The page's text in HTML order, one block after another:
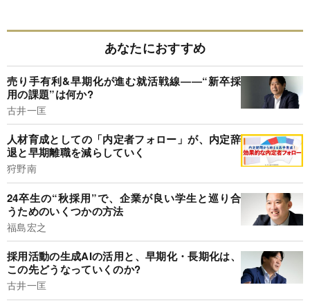
あなたにおすすめ
売り手有利&早期化が進む就活戦線――“新卒採
用の課題”は何か?
古井一匡
人材育成としての「内定者フォロー」が、内定辞
退と早期離職を減らしていく
狩野南
24卒生の“秋採用”で、企業が良い学生と巡り合
うためのいくつかの方法
福島宏之
採用活動の生成AIの活用と、早期化・長期化は、
この先どうなっていくのか?
古井一匡